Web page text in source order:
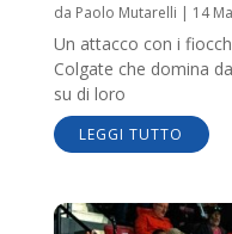
da Paolo Mutarelli | 14
Un attacco con i
Colgate che domina
su di loro
LEGGI TUTTO